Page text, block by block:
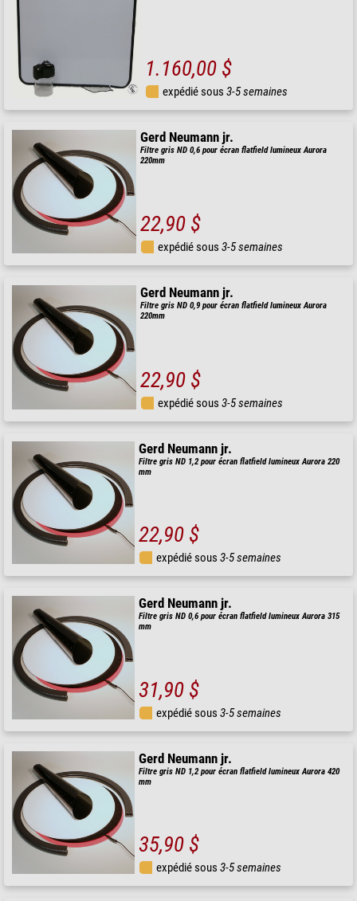
1.160,00 $
expédié sous3-5 semaines
Gerd Neumann jr.
Filtre gris ND 0,6 pour écran flatfield lumineux Aurora
220mm
22,90 $
expédié sous 3-5 semaines
Gerd Neumann jr.
Filtre gris ND 0,9 pour écran flatfield lumineux Aurora
220mm
22,90 $
expédié sous 3-5 semaines
Gerd Neumann jr.
Filtre gris ND 1,2 pour écran flatfield lumineux Aurora 220
mm
22,90 $
expédié sous3-5 semaines
Gerd Neumann jr.
Filtre gris ND 0,6 pour écran flatfield lumineux Aurora 315
mm
31,90 $
expédié sous3-5 semaines
Gerd Neumann jr.
Filtre gris ND 1,2 pour écran flatfield lumineux Aurora 420
mm
35,90 $
expédié sous3-5 semaines